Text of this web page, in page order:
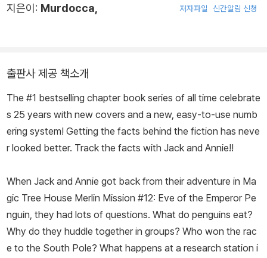
지은이: Murdocca, 저자파일 신간알림 신청
출판사 제공 책소개
The #1 bestselling chapter book series of all time celebrate
s 25 years with new covers and a new, easy-to-use numb
ering system! Getting the facts behind the fiction has neve
r looked better. Track the facts with Jack and Annie!!
When Jack and Annie got back from their adventure in Ma
gic Tree House Merlin Mission #12: Eve of the Emperor Pe
nguin, they had lots of questions. What do penguins eat?
Why do they huddle together in groups? Who won the rac
e to the South Pole? What happens at a research station i